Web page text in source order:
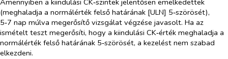
Amennyiben a kiindulási CK‑szintek jelentősen emelkedettek
(meghaladja a normálérték felső határának [ULN] 5‑szörösét),
5‑7 nap múlva megerősítő vizsgálat végzése javasolt. Ha az
ismételt teszt megerősíti, hogy a kiindulási CK‑érték meghaladja a
normálérték felső határának 5‑szörösét, a kezelést nem szabad
elkezdeni.